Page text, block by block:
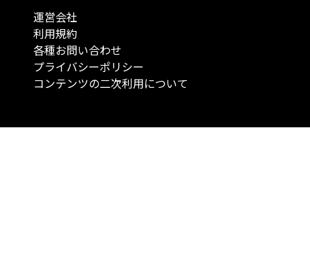
運営会社
利用規約
各種お問い合わせ
プライバシーポリシー
コンテンツの二次利用について